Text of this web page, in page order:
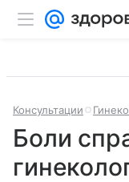
Консультации
Боли